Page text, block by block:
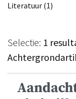
Literatuur (1)
Selectie: 1